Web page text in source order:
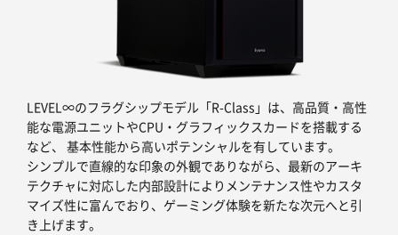
LEVEL∞のフラグシップモデル「R-Class」は、高品質・高性
能な電源ユニットやCPU・グラフィックスカードを搭載する
など、 基本性能から高いポテンシャルを有しています。
シンプルで直線的な印象の外観でありながら、最新のアーキ
テクチャに対応した内部設計によりメンテナンス性やカスタ
マイズ性に富んでおり、ゲーミング体験を新たな次元へと引
き上げます。